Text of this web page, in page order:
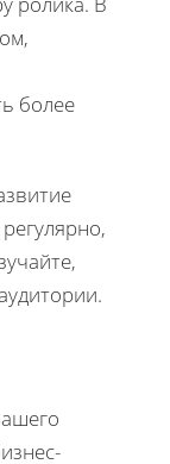
более